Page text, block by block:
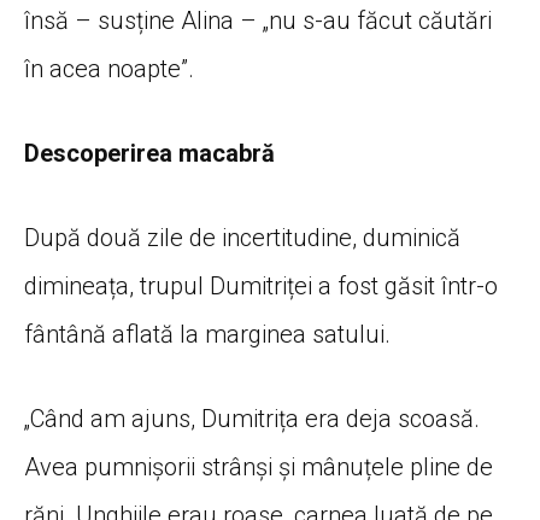
însă – susține Alina – „nu s-au făcut căutări
în acea noapte”.
Descoperirea macabră
După două zile de incertitudine, duminică
dimineața, trupul Dumitriței a fost găsit într-o
fântână aflată la marginea satului.
„Când am ajuns, Dumitrița era deja scoasă.
Avea pumnișorii strânși și mânuțele pline de